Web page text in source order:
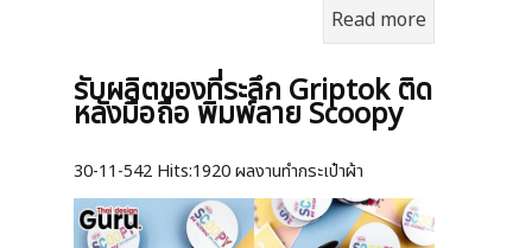
Read more
รับผลิตของที่ระลึก Griptok ติด
หลังมือถือ พิมพ์ลาย Scoopy
30-11-542 Hits:1920 ผลงานทำกระเป๋าผ้า